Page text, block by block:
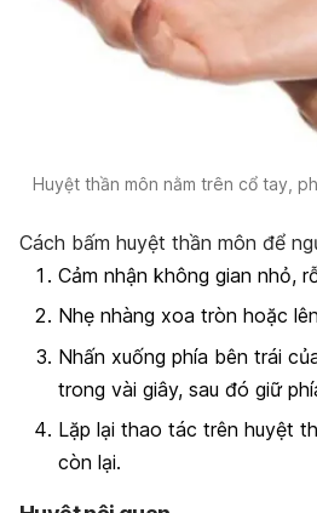
Huyệt thần môn nằm trên cổ tay,
Cách bấm huyệt thần môn để
Cảm nhận không gian nhỏ,
Nhẹ nhàng xoa tròn hoặc
Nhấn xuống phía bên trái
trong vài giây, sau đó giữ
Lặp lại thao tác trên huyệt
còn lại.